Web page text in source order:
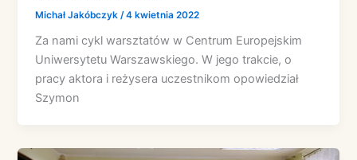
Michał Jakóbczyk /4 kwietnia 2022
Za nami cykl warsztatów w Centrum Europejskim
Uniwersytetu Warszawskiego. W jego trakcie, o
pracy aktora i reżysera uczestnikom opowiedział
Szymon